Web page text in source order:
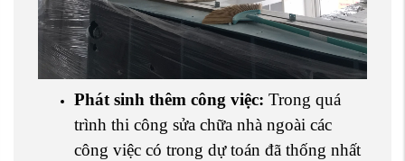
Phát sinh thêm công việc: Trong quá
trình thi công sửa chữa nhà ngoài các
công việc có trong dự toán đã thống nhất